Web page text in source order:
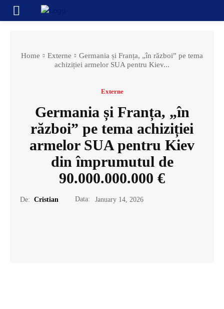
Home Externe
Germania și Franța, „în război” pe tema
achiziției armelor SUA pentru Kiev...
Externe
Germania și Franța, „în
război” pe tema achiziției
armelor SUA pentru Kiev
din împrumutul de
90.000.000.000 €
De: Cristian Data: January 14, 2026